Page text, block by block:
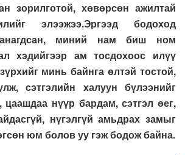
зорилготой, хөвөрсөн ажилтай
элээжээ.Эргээд бодоход
миний нам биш ном
хэдийгээр ам тосдохоос илүү
минь байнга өлтэй тостой,
сэтгэлийн халуун бүлээнийг
цаашдаа нүүр бардам, сэтгэл өег,
нүгэлгүй амьдрах замыг
юм болов уу гэж бодож байна.